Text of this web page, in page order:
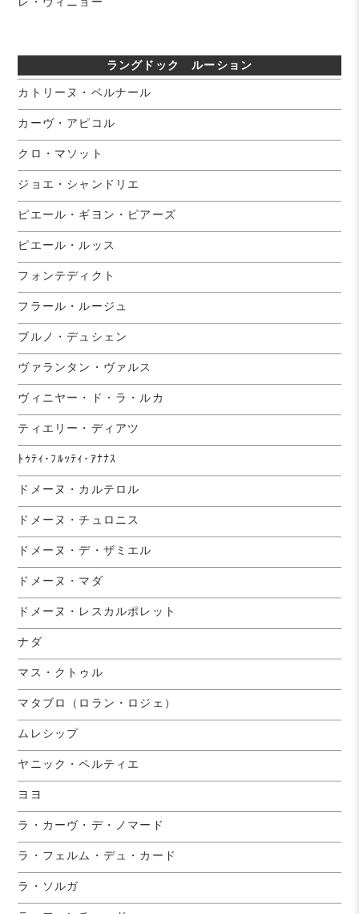
ラングドック ルーション
カトリーヌ・ベルナール
カーヴ・アピコル
クロ・マソット
ジョエ・シャンドリエ
ピエール・ギヨン・ピアーズ
ピエール・ルッス
フォンテディクト
フラール・ルージュ
ブルノ・デュシェン
ヴァランタン・ヴァルス
ヴィニヤー・ド・ラ・ルカ
ティエリー・ディアツ
ﾄｩﾃｨ･ﾌﾙｯﾃｨ･ｱﾅﾅｽ
ドメーヌ・カルテロル
ドメーヌ・チュロニス
ドメーヌ・デ・ザミエル
ドメーヌ・マダ
ドメーヌ・レスカルポレット
ナダ
マス・クトゥル
マタブロ（ロラン・ロジェ）
ムレシップ
ヤニック・ペルティエ
ヨヨ
ラ・カーヴ・デ・ノマード
ラ・フェルム・デュ・カード
ラ・ソルガ